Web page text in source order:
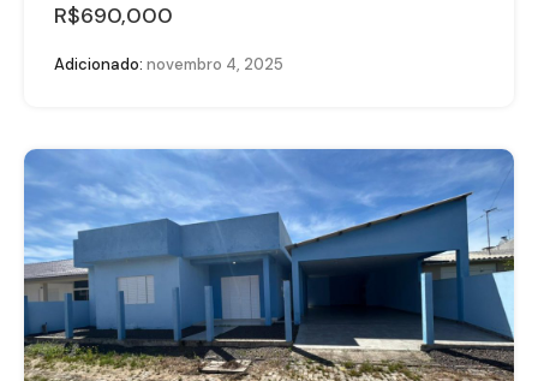
R$690,000
Adicionado: novembro 4, 2025